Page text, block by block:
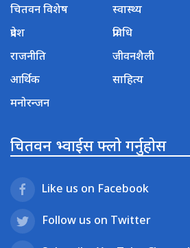
चितवन विशेष
प्रदेश
राजनीति
आर्थिक
मनोरन्जन
स्वास्थ्य
प्रविधि
जीवनशैली
साहित्य
चितवन भ्वाईस फ्लो गर्नुहोस
Like us on Facebook
Follow us on Twitter